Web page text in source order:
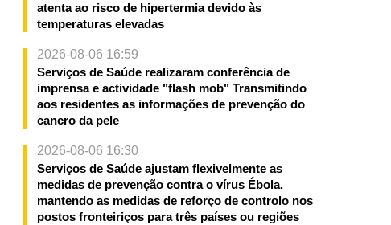
atenta ao risco de hipertermia devido às
temperaturas elevadas
2026-08-06 16:59
Serviços de Saúde realizaram conferência de
imprensa e actividade "flash mob" Transmitindo
aos residentes as informações de prevenção do
cancro da pele
2026-08-06 16:30
Serviços de Saúde ajustam flexivelmente as
medidas de prevenção contra o vírus Ébola,
mantendo as medidas de reforço de controlo nos
postos fronteiriços para três países ou regiões